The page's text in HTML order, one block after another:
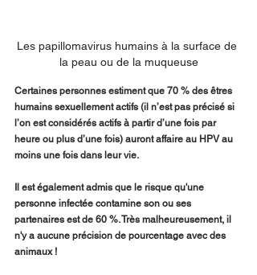
Les papillomavirus humains à la surface de
la peau ou de la muqueuse
Certaines personnes estiment que 70 % des êtres
humains sexuellement actifs (il n’est pas précisé si
l’on est considérés actifs à partir d’une fois par
heure ou plus d’une fois) auront affaire au HPV au
moins une fois dans leur vie.
Il est également admis que le risque qu'une
personne infectée contamine son ou ses
partenaires est de 60 %. Très malheureusement, il
n'y a aucune précision de pourcentage avec des
animaux !